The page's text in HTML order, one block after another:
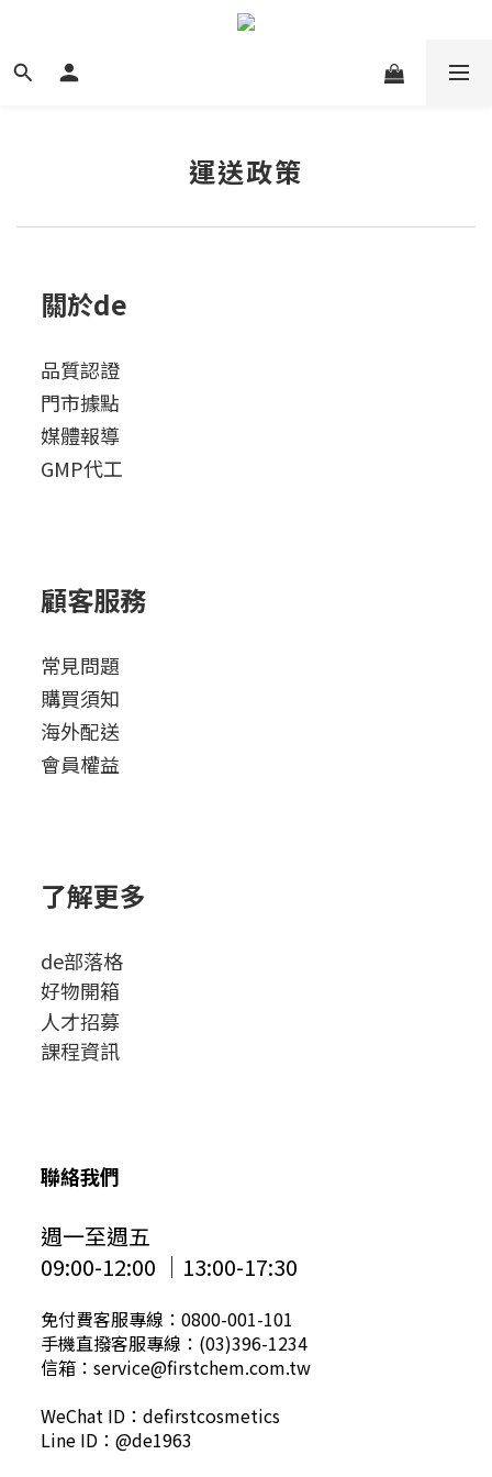
運送政策
關於de
品質認證
門市據點
媒體報導
GMP代工
顧客服務
常見問題
購買須知
海外配送
會員權益
了解更多
de部落格
好物開箱
人才招募
課程資訊
聯絡我們
週一至週五
09:00-12:00 │13:00-17:30
免付費客服專線：0800-001-101
手機直撥客服專線：(03)396-1234
信箱：service@firstchem.com.tw
WeChat ID：defirstcosmetics
Line ID：@de1963